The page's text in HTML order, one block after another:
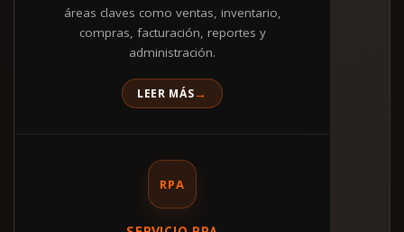
áreas claves como ventas, inventario,
compras, facturación, reportes y
administración.
LEER MÁS
RPA